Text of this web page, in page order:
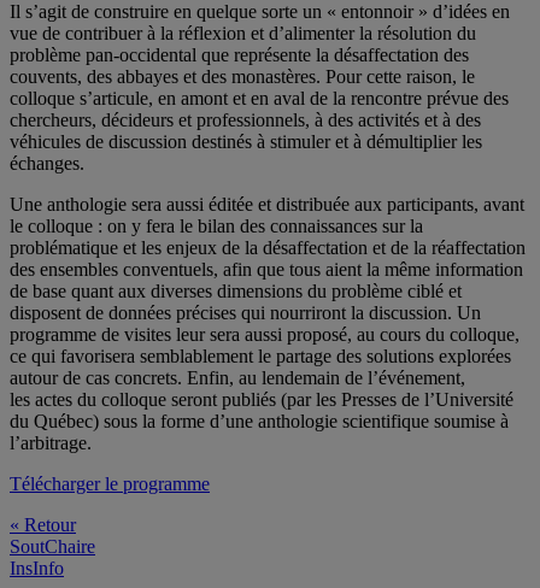
Il s’agit de construire en quelque sorte un « entonnoir » d’idées en
vue de contribuer à la réflexion et d’alimenter la résolution du
problème pan-occidental que représente la désaffectation des
couvents, des abbayes et des monastères. Pour cette raison, le
colloque s’articule, en amont et en aval de la rencontre prévue des
chercheurs, décideurs et professionnels, à des activités et à des
véhicules de discussion destinés à stimuler et à démultiplier les
échanges.
Une anthologie sera aussi éditée et distribuée aux participants, avant
le colloque : on y fera le bilan des connaissances sur la
problématique et les enjeux de la désaffectation et de la réaffectation
des ensembles conventuels, afin que tous aient la même information
de base quant aux diverses dimensions du problème ciblé et
disposent de données précises qui nourriront la discussion. Un
programme de visites leur sera aussi proposé, au cours du colloque,
ce qui favorisera semblablement le partage des solutions explorées
autour de cas concrets. Enfin, au lendemain de l’événement,
les actes du colloque seront publiés (par les Presses de l’Université
du Québec) sous la forme d’une anthologie scientifique soumise à
l’arbitrage.
Télécharger le programme
« Retour
SoutChaire
InsInfo